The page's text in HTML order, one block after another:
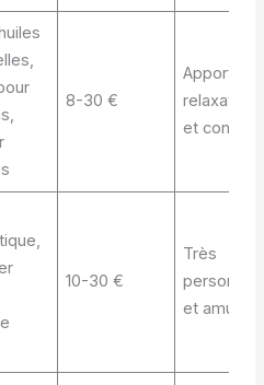
8-30 €
Apporte
relaxation
et confort
10-30 €
Très
personnel
et